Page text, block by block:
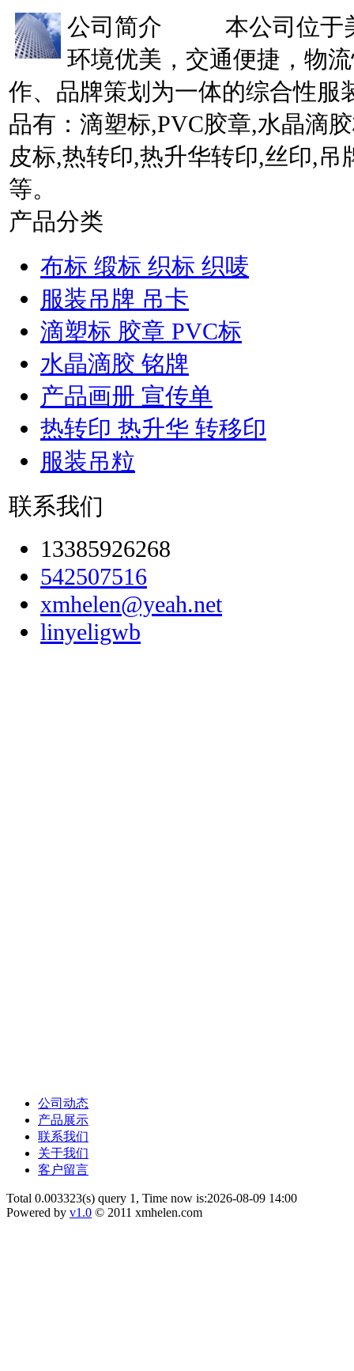
公司简介 本公司位于美
环境优美，交通便捷，物
作、品牌策划为一体的综合性服
品有：滴塑标,PVC胶章,水晶滴
皮标,热转印,热升华转印,丝印,吊
等。
产品分类
布标 缎标 织标 织唛
服装吊牌 吊卡
滴塑标 胶章 PVC标
水晶滴胶 铭牌
产品画册 宣传单
热转印 热升华 转移印
服装吊粒
联系我们
13385926268
542507516
xmhelen@yeah.net
linyeligwb
公司动态
产品展示
联系我们
关于我们
客户留言
Total 0.003323(s) query 1, Time now is:2026-08-09 14:00
Powered by v1.0 © 2011 xmhelen.com